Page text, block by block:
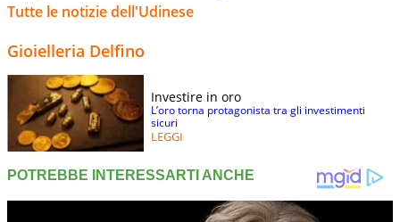
Tutte le notizie dell'Udinese
Gioielleria Delfino
Investire in oro
L’oro torna protagonista tra gli investimenti
sicuri
LEGGI